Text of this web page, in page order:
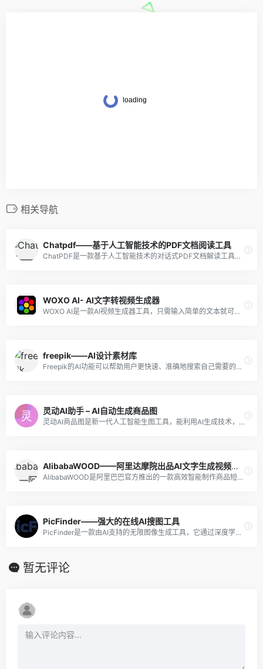
相关导航
Chatpdf——基于人工智能技术的PDF文档阅读工具
ChatPDF是一款基于人工智能技术的对话式PDF文档解读工具，它通过自然语言对话的方式，帮助用户快速理解和解读PDF文档内容。经过对PDF文档的分析和处理，使用户能够以对话的形式快速获取文档中的关键信息，提高阅读效率。
WOXO AI- AI文字转视频生成器
WOXO AI是一款AI视频生成器工具，只需输入简单的文本就可以创建视频。
freepik——AI设计素材库
Freepik的AI功能可以帮助用户更快速、准确地搜索自己需要的设计素材。该网站的AI引擎能够根据用户输入的关键词，智能推荐相关的设计素材，并提供多个筛选选项，如类型、颜色、大小等，方便用户进一步筛选。
灵动AI助手 – AI自动生成商品图
灵动AI商品图是新一代人工智能生图工具，能利用AI生成技术，快速创造高质量电商产品图。
AlibabaWOOD——阿里达摩院出品AI文字生成视频工具
AlibabaWOOD是阿里巴巴官方推出的一款高效智能制作商品短视频的工具，能快速利用商家提交的素材来智能生成各种尺寸时长的视频。
PicFinder——强大的在线AI搜图工具
PicFinder是一款由AI支持的无限图像生成工具，它通过深度学习和自然语言处理技术，可以帮助用户快速、准确地搜索和生成所需的图片。该工具于2019年正式发布，目前已经成为设计师、插画师、创意工作者等人群的必备工具之一。
暂无评论